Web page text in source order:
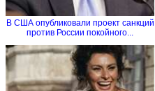
В США опубликовали проект санкций
против России покойного...